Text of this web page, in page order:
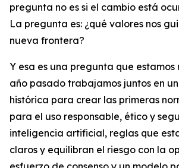
pregunta no es si el cambio está
La pregunta es: ¿qué valores nos
nueva frontera?
Y esa es una pregunta que estamos
año pasado trabajamos juntos en
histórica para crear las primeras
para el uso responsable, ético y
inteligencia artificial, reglas que
claros y equilibran el riesgo con la